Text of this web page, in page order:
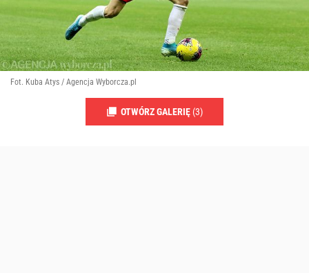
Fot. Kuba Atys / Agencja Wyborcza.pl
OTWÓRZ GALERIĘ (3)